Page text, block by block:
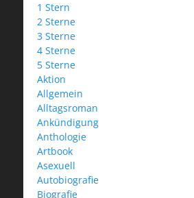
1 Stern
2 Sterne
3 Sterne
4 Sterne
5 Sterne
Aktion
Allgemein
Alltagsroman
Ankündigung
Anthologie
Artbook
Asexuell
Autobiografie
Biografie